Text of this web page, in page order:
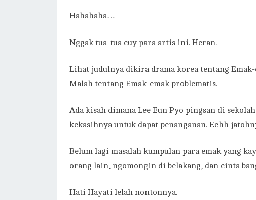
Hahahaha…
Nggak tua-tua cuy para artis ini. Heran.
Lihat judulnya dikira drama korea tentang
Malah tentang Emak-emak problematis.
Ada kisah dimana Lee Eun Pyo pingsan di
kekasihnya untuk dapat penanganan. Eehh
Belum lagi masalah kumpulan para emak yang
orang lain, ngomongin di belakang, dan cinta
Hati Hayati lelah nontonnya.